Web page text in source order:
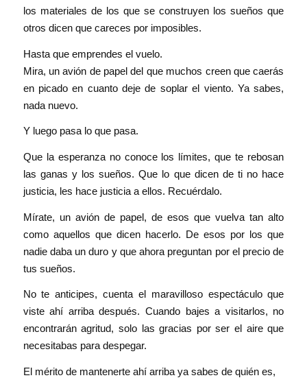
los materiales de los que se construyen los sueños que
otros dicen que careces por imposibles.
Hasta que emprendes el vuelo.
Mira, un avión de papel del que muchos creen que caerás
en picado en cuanto deje de soplar el viento. Ya sabes,
nada nuevo.
Y luego pasa lo que pasa.
Que la esperanza no conoce los límites, que te rebosan
las ganas y los sueños. Que lo que dicen de ti no hace
justicia, les hace justicia a ellos. Recuérdalo.
Mírate, un avión de papel, de esos que vuelva tan alto
como aquellos que dicen hacerlo. De esos por los que
nadie daba un duro y que ahora preguntan por el precio de
tus sueños.
No te anticipes, cuenta el maravilloso espectáculo que
viste ahí arriba después. Cuando bajes a visitarlos, no
encontrarán agritud, solo las gracias por ser el aire que
necesitabas para despegar.
El mérito de mantenerte ahí arriba ya sabes de quién es,